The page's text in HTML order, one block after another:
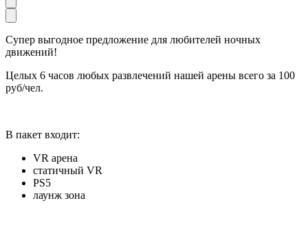
Супер выгодное предложение для любителей ночных
движений!
Целых 6 часов любых развлечений нашей арены всего за 100
руб/чел.
В пакет входит:
VR арена
статичный VR
PS5
лаунж зона